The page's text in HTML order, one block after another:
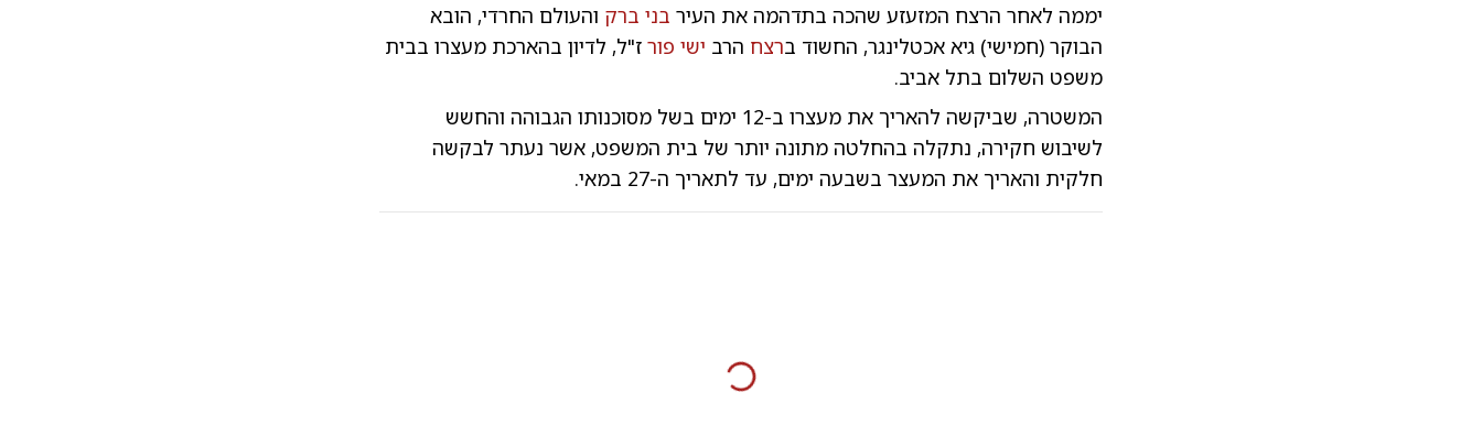
יממה לאחר הרצח המזעזע שהכה בתדהמה את העיר בני ברק והעולם החרדי, הובא
הבוקר (חמישי) גיא אכטלינגר, החשוד ברצח הרב ישי פורז"ל, לדיון בהארכת מעצרו בבית
משפט השלום בתל אביב.
המשטרה, שביקשה להאריך את מעצרו ב-12 ימים בשל מסוכנותו הגבוהה והחשש
לשיבוש חקירה, נתקלה בהחלטה מתונה יותר של בית המשפט, אשר נעתר לבקשה
חלקית והאריך את המעצר בשבעה ימים, עד לתאריך ה-27 במאי.